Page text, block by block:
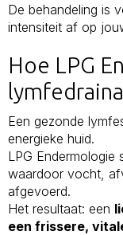
De behandeling is
intensiteit af op
Hoe LPG
Een gezonde
energieke huid.
LPG Endermologie
waardoor vocht,
afgevoerd.
Het resultaat: een
een frissere,